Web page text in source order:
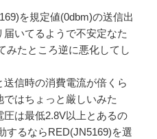
を規定値(0dbm)の送信出
いてるようで不安定なた
みたところ逆に悪化してし
信時の消費電流が倍くら
はちょっと厳しいみた
は最低2.8V以上とあるの
するならRED(JN5169)を選